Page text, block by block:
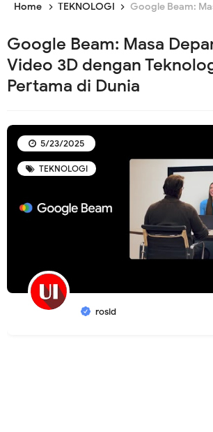
Home TEKNOLOGI Google Beam: Masa Depan Panggilan
Google Beam: Masa
Video 3D dengan
Pertama di Dunia
TEKNOLOGI
rosid
5/23/2025